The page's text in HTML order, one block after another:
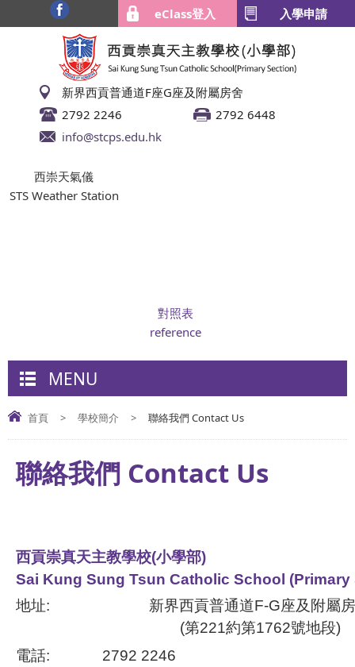
eClass登入 入學申請
新界西貢普通道F座G座及附屬房舍
2792 2246
2792 6448
info@stcps.edu.hk
西崇天氣儀
STS Weather Station
對照表
reference
MENU
首頁 > 學校簡介 > 聯絡我們 Contact Us
聯絡我們 Contact Us
西貢崇真天主教學校(小學部)
Sai Kung Sung Tsun Catholic School (Primary
地址:
新界西貢普通道F-G座及附屬
(第221約第1762號地段)
電話:
2792 2246